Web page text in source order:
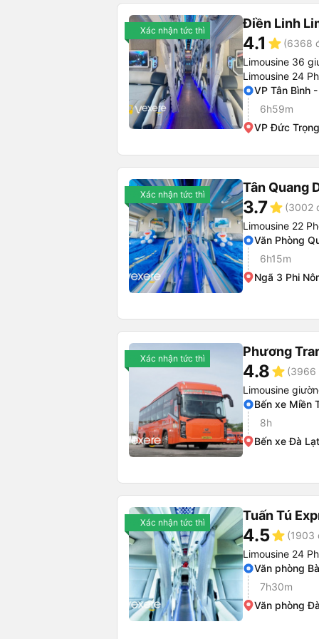
Xác nhận tức thì Điền Linh
4.1 star (6368
Limousine 36
Limousine 24
VP Tân Bình
6h59m
VP Đức Trọng
Xác nhận tức thì Tân Quang
3.7star (3002
Limousine 22
Văn Phòng
6h15m
Ngã 3 Phi
Xác nhận tức thì Phương
4.8star (3966
Limousine
Bến xe Miền
8h
Bến xe Đà Lạt
Xác nhận tức thì Tuấn Tú
4.5star (1903
Limousine 24
Văn phòng
7h30m
Văn phòng